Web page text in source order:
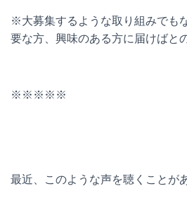
※大募集するような取り組みでも
要な方、興味のある方に届けばと
※※※※※
最近、このような声を聴くことが